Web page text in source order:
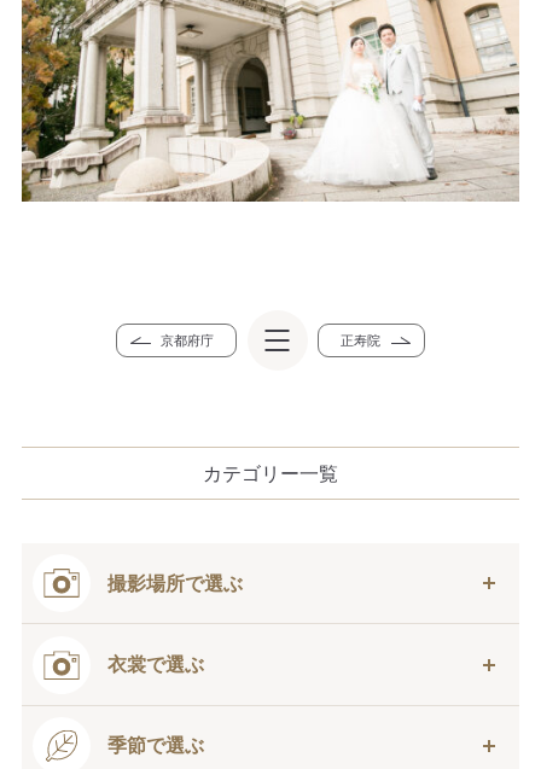
京都府庁 正寿院
カテゴリー一覧
撮影場所で選ぶ
衣裳で選ぶ
季節で選ぶ